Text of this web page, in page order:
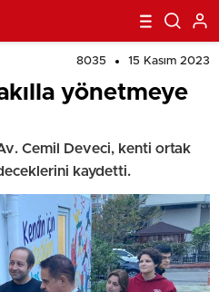
8035 15 Kasım 2023
yönetmeye
Cemil Deveci, kenti ortak
kaydetti.